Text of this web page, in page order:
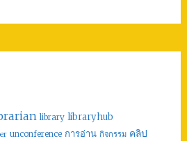
library libraryhub
unconference การอ่าน กิจกรรม คลิป